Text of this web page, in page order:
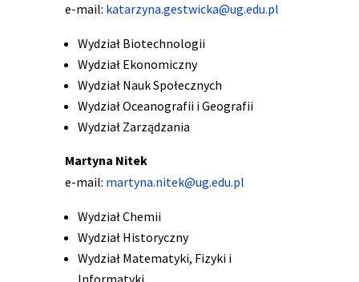
e-mail: katarzyna.gestwicka@ug.edu.pl
Wydział Biotechnologii
Wydział Ekonomiczny
Wydział Nauk Społecznych
Wydział Oceanografii i Geografii
Wydział Zarządzania
Martyna Nitek
e-mail: martyna.nitek@ug.edu.pl
Wydział Chemii
Wydział Historyczny
Wydział Matematyki, Fizyki i